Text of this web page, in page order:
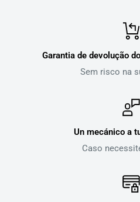
Garantia de devolução
Sem risco na
Un mecánico a
Caso